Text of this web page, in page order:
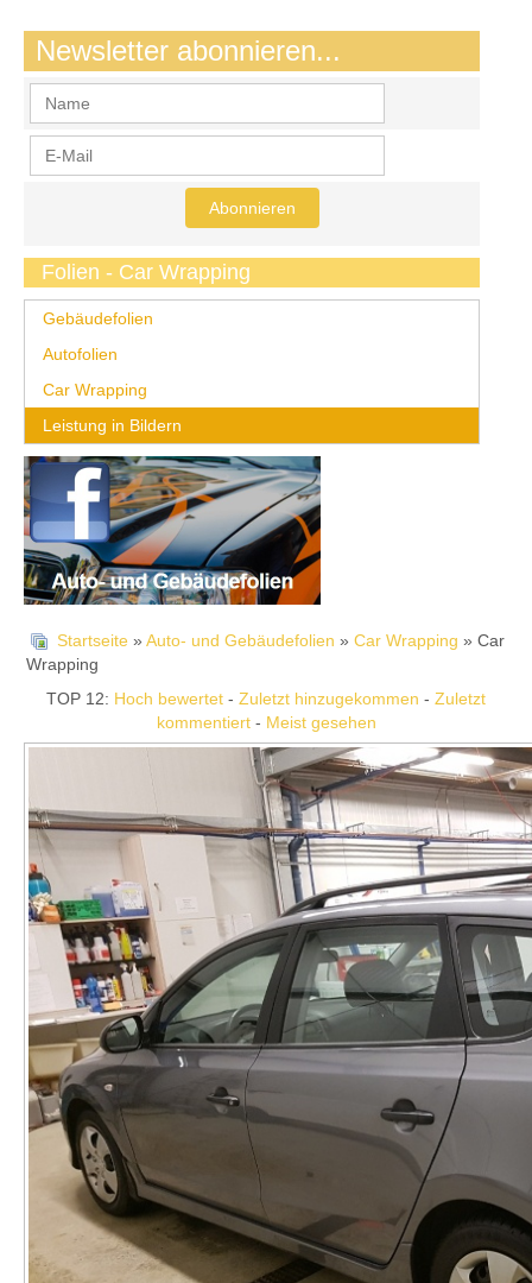
Newsletter abonnieren...
Folien - Car Wrapping
Gebäudefolien
Autofolien
Car Wrapping
Leistung in Bildern
Startseite » Auto- und Gebäudefolien » Car Wrapping » Car
Wrapping
TOP 12: Hoch bewertet - Zuletzt hinzugekommen - Zuletzt
kommentiert- Meist gesehen